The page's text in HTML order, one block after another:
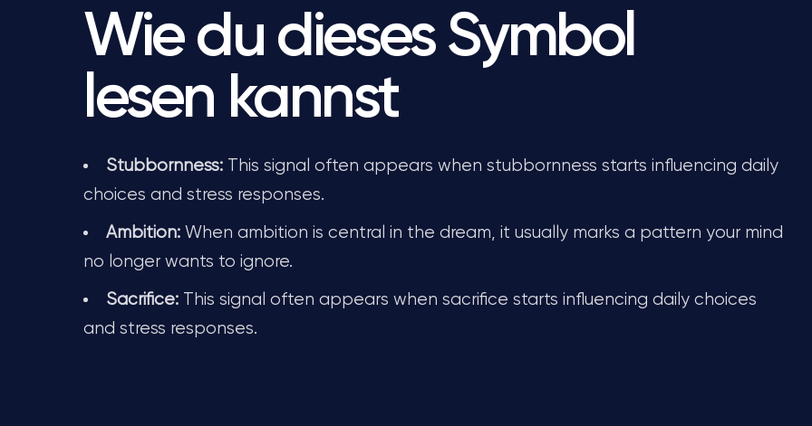
Wie du dieses Symbol
lesen kannst
Stubbornness: This signal often appears when stubbornness starts influencing daily
choices and stress responses.
Ambition: When ambition is central in the dream, it usually marks a pattern your mind
no longer wants to ignore.
Sacrifice: This signal often appears when sacrifice starts influencing daily choices
and stress responses.